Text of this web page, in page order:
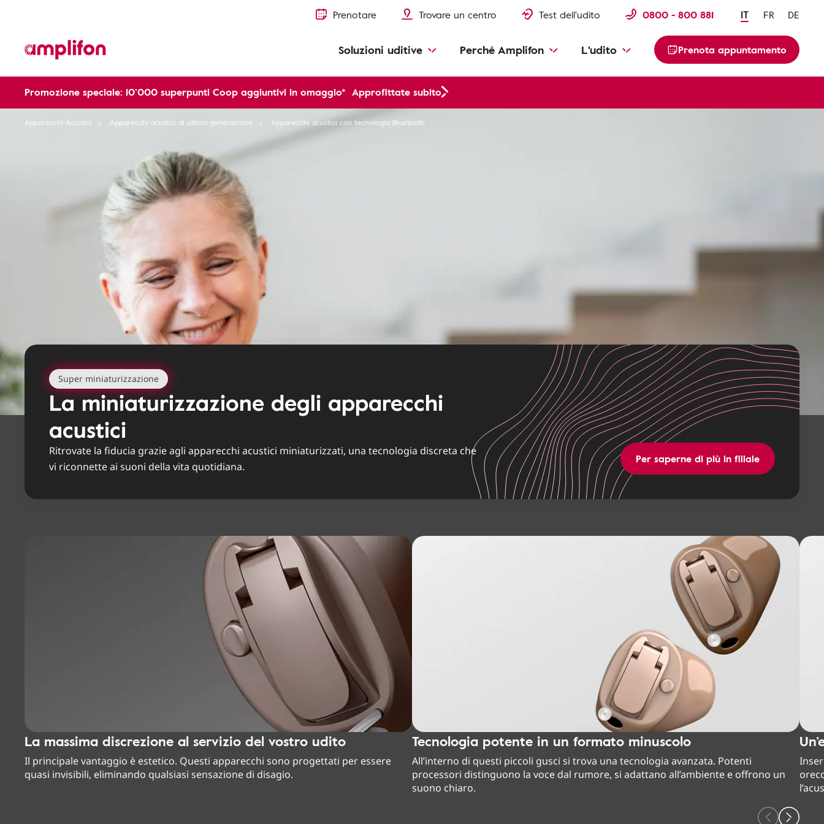
Prenotare Trovare un centro Test dell'udito 0800 - 800 881 IT FR DE
Soluzioni uditive Perché Amplifon L'udito Prenota appuntamento
Promozione speciale: 10’000 superpunti Coop aggiuntivi in omaggio* Approfittate subito
Apparecchi Acustici Apparecchi acustici di ultima generazione Apparecchi acustici con tecnologia Bluetooth
Super miniaturizzazione
La miniaturizzazione degli apparecchi
acustici
Ritrovate la fiducia grazie agli apparecchi acustici miniaturizzati, una tecnologia discreta che
vi riconnette ai suoni della vita quotidiana.
Per saperne di più in filiale
La massima discrezione al servizio del vostro udito
Il principale vantaggio è estetico. Questi apparecchi sono progettati per essere
quasi invisibili, eliminando qualsiasi sensazione di disagio.
Tecnologia potente in un formato minuscolo
All’interno di questi piccoli gusci si trova una tecnologia avanzata. Potenti
processori distinguono la voce dal rumore, si adattano all’ambiente e offrono un
suono chiaro.